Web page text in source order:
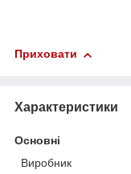
Приховати
Характеристики
Основні
Виробник